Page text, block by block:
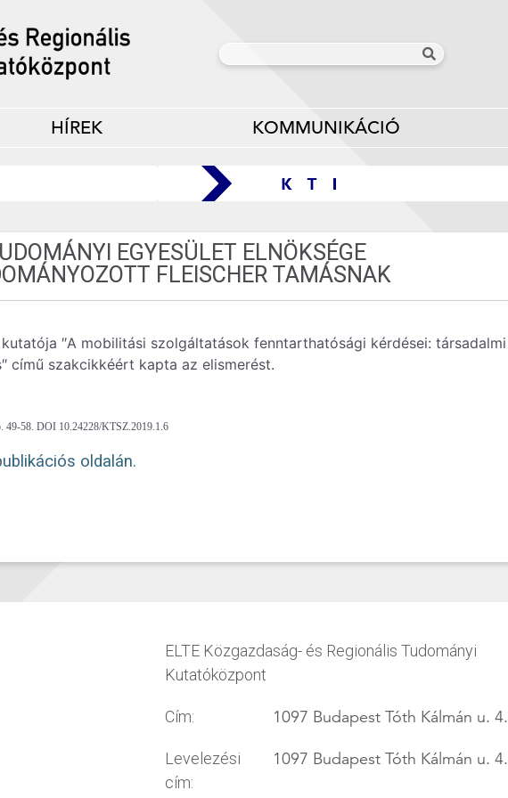
HÍREK KOMMUNIKÁCIÓ
EGYESÜLET ELNÖKSÉGE
FLEISCHER TAMÁSNAK
″A mobilitási szolgáltatások fenntarthatósági kérdései: társadalmi
című szakcikkéért kapta az elismerést.
49-58. DOI 10.24228/KTSZ.2019.1.6
oldalán.
ELTE Közgazdaság- és Regionális Tudományi
Kutatóközpont
Cím: 1097 Budapest Tóth Kálmán u. 4.
Levelezési
cím:
1097 Budapest Tóth Kálmán u. 4.